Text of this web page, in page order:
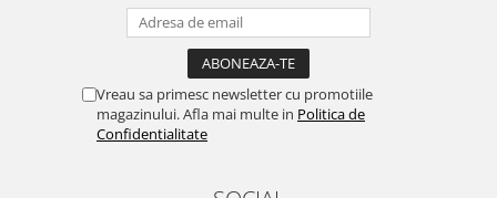
Vreau sa primesc newsletter cu promotiile
magazinului. Afla mai multe in Politica de
Confidentialitate